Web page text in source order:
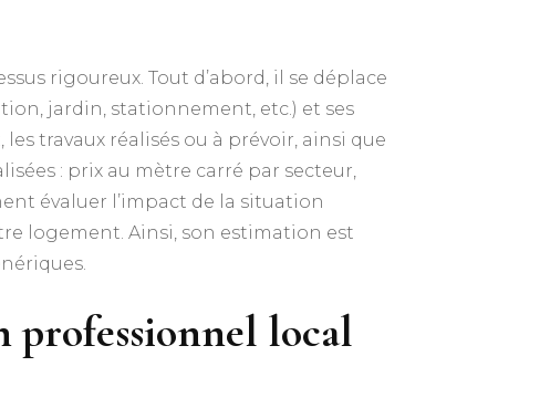
rigoureux. Tout d’abord, il se déplace
jardin, stationnement, etc.) et ses
travaux réalisés ou à prévoir, ainsi que
: prix au mètre carré par secteur,
évaluer l’impact de la situation
logement. Ainsi, son estimation est
professionnel local